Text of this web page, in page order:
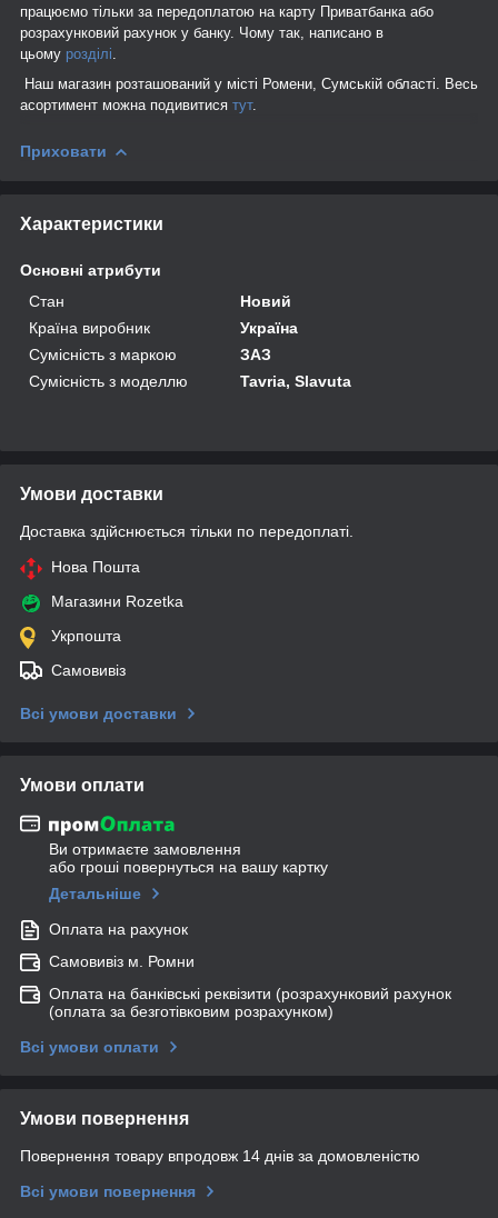
працюємо тільки за передоплатою на карту Приватбанка або
розрахунковий рахунок у банку. Чому так, написано в
цьому розділі
Наш магазин розташований у місті Ромени, Сумській області. Весь
асортимент можна подивитися тут.
Приховати
Характеристики
Основні атрибути
Стан
Новий
Країна виробник
Україна
Сумісність з маркою
ЗАЗ
Сумісність з моделлю
Tavria, Slavuta
Умови доставки
Доставка здійснюється тільки по передоплаті.
Нова Пошта
Магазини Rozetka
Укрпошта
Самовивіз
Всі умови доставки
Умови оплати
Ви отримаєте замовлення
або гроші повернуться на вашу картку
Детальніше
Оплата на рахунок
Самовивіз м. Ромни
Оплата на банківські реквізити (розрахунковий рахунок
(оплата за безготівковим розрахунком)
Всі умови оплати
Умови повернення
Повернення товару впродовж 14 днів за домовленістю
Всі умови повернення